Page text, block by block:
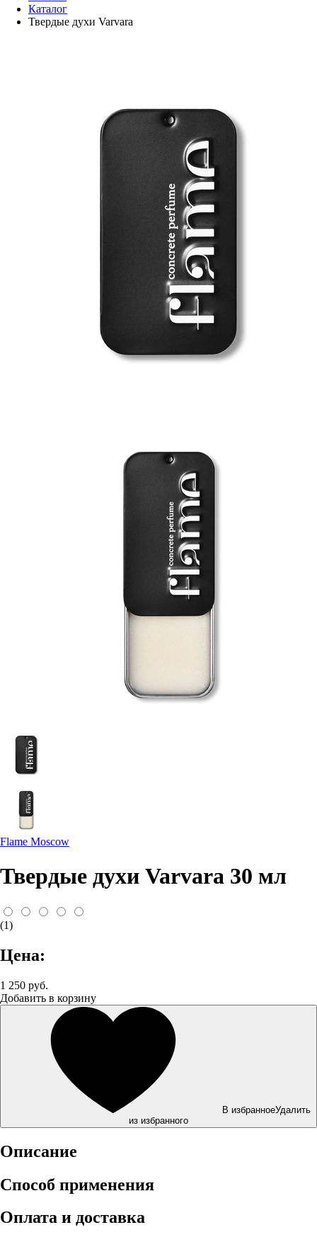
Каталог
Твердые духи Varvara
Flame Moscow
Твердые духи Varvara 30 мл
(1)
Цена:
1 250 руб.
Добавить в корзину
В избранноеУдалить
из избранного
Описание
Способ применения
Оплата и доставка